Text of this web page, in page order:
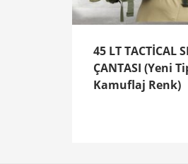
45 LT TACTİCAL
ÇANTASI (Yeni
Kamuflaj Renk)